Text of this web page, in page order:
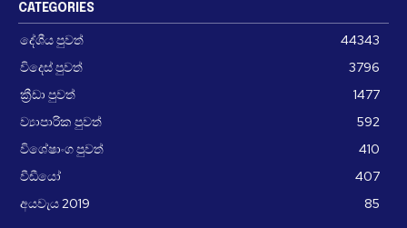
CATEGORIES
දේශීය පුවත්
44343
විදෙස් පුවත්
3796
ක්‍රීඩා පුවත්
1477
ව්‍යාපාරික පුවත්
592
විශේෂාංග පුවත්
410
වීඩීයෝ
407
අයවැය 2019
85